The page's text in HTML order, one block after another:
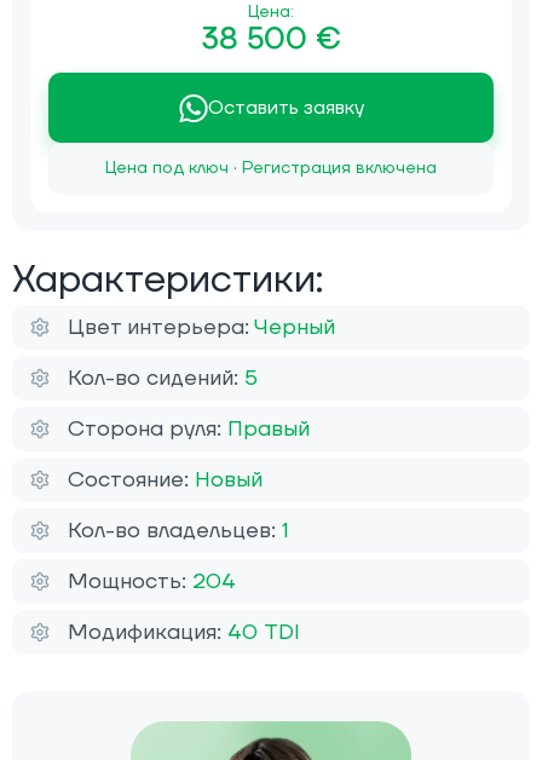
Цена:
38 500 €
Оставить заявку
Цена под ключ · Регистрация включена
Характеристики:
Цвет интерьера: Черный
Кол-во сидений: 5
Сторона руля: Правый
Состояние: Новый
Кол-во владельцев: 1
Мощность: 204
Модификация: 40 TDI